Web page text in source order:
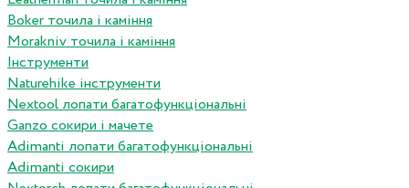
Boker точила і каміння
Morakniv точила і каміння
Інструменти
Naturehike інструменти
Nextool лопати багатофункціональні
Ganzo сокири і мачете
Adimanti лопати багатофункціональні
Adimanti сокири